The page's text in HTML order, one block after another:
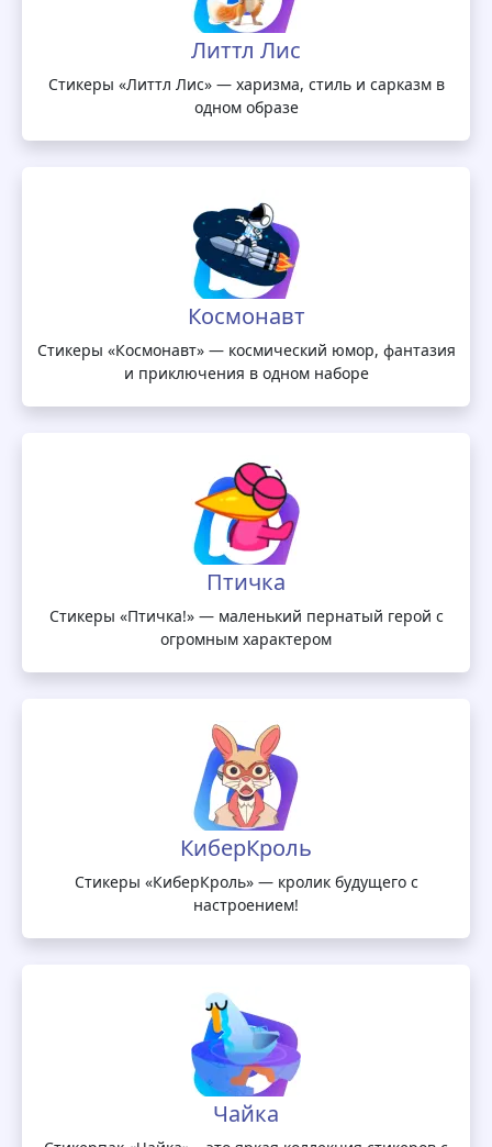
Литтл Лис
Стикеры «Литтл Лис» — харизма, стиль и сарказм в
одном образе
Космонавт
Стикеры «Космонавт» — космический юмор, фантазия
и приключения в одном наборе
Птичка
Стикеры «Птичка!» — маленький пернатый герой с
огромным характером
КиберКроль
Стикеры «КиберКроль» — кролик будущего с
настроением!
Чайка